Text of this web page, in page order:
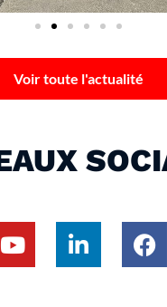
Voir toute l'actualité